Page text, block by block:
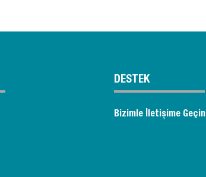
DESTEK
Bizimle İletişime Geçin